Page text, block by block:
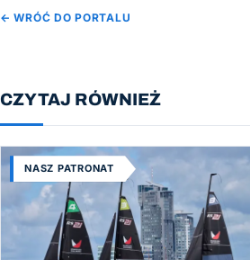
← WRÓĆ DO PORTALU
CZYTAJ RÓWNIEŻ
NASZ PATRONAT